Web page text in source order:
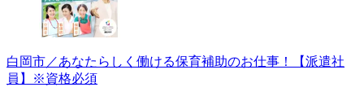
白岡市／あなたらしく働ける保育補助のお仕事！【派遣社
員】※資格必須